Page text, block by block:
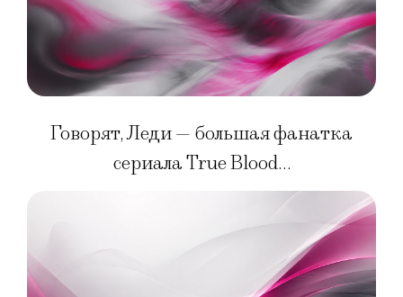
Говорят, Леди — большая фанатка
сериала True Blood…